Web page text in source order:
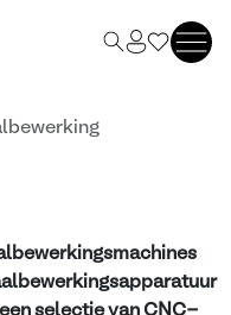
selectie van CNC-